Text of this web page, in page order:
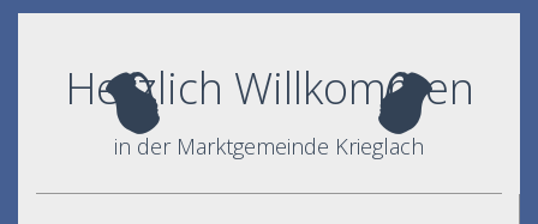
Herzlich Willkommen
in der Marktgemeinde Krieglach